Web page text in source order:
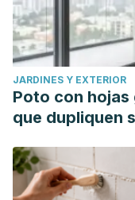
JARDINES Y EXTERIOR
Poto con
que dupliquen